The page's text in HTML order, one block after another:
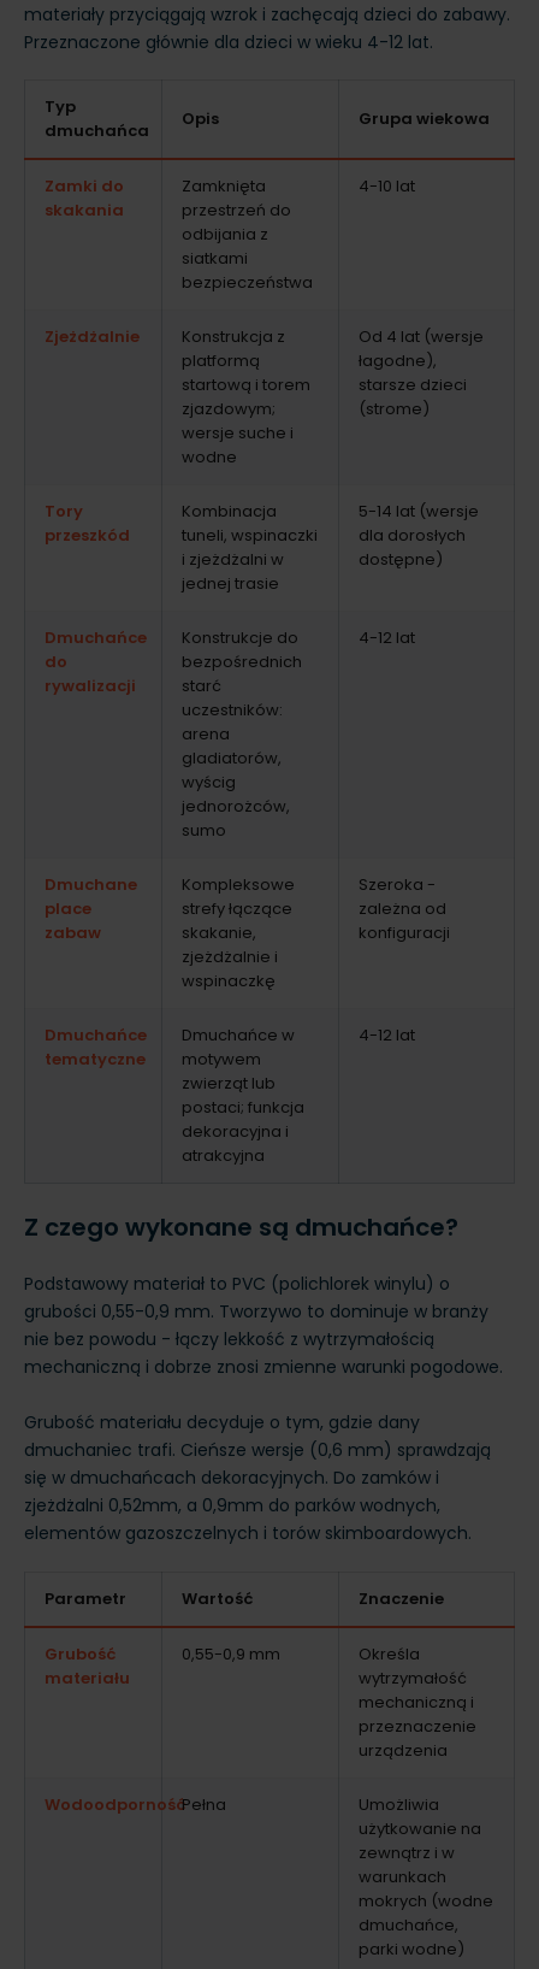
materiały przyciągają wzrok i zachęcają dzieci do zabawy.
Przeznaczone głównie dla dzieci w wieku 4-12 lat.
Typ
dmuchańca
Opis Grupa wiekowa
Zamki do
skakania
Zamknięta
przestrzeń do
odbijania z
siatkami
bezpieczeństwa
4-10 lat
Zjeżdżalnie
Konstrukcja z
platformą
startową i torem
zjazdowym;
wersje suche i
wodne
Od 4 lat (wersje
łagodne),
starsze dzieci
(strome)
Tory
przeszkód
Kombinacja
tuneli, wspinaczki
i zjeżdżalni w
jednej trasie
5-14 lat (wersje
dla dorosłych
dostępne)
Dmuchańce
do
rywalizacji
Konstrukcje do
bezpośrednich
starć
uczestników:
arena
gladiatorów,
wyścig
jednorożców,
sumo
4-12 lat
Dmuchane
place
zabaw
Kompleksowe
strefy łączące
skakanie,
zjeżdżalnie i
wspinaczkę
Szeroka -
zależna od
konfiguracji
Dmuchańce
tematyczne
Dmuchańce w
motywem
zwierząt lub
postaci; funkcja
dekoracyjna i
atrakcyjna
4-12 lat
Z czego wykonane są dmuchańce?
Podstawowy materiał to PVC (polichlorek winylu) o
grubości 0,55-0,9 mm. Tworzywo to dominuje w branży
nie bez powodu - łączy lekkość z wytrzymałością
mechaniczną i dobrze znosi zmienne warunki pogodowe.
Grubość materiału decyduje o tym, gdzie dany
dmuchaniec trafi. Cieńsze wersje (0,6 mm) sprawdzają
się w dmuchańcach dekoracyjnych. Do zamków i
zjeżdżalni 0,52mm, a 0,9mm do parków wodnych,
elementów gazoszczelnych i torów skimboardowych.
Parametr Wartość Znaczenie
Grubość
materiału
0,55-0,9 mm
Określa
wytrzymałość
mechaniczną i
przeznaczenie
urządzenia
WodoodpornośćPełna
Umożliwia
użytkowanie na
zewnątrz i w
warunkach
mokrych (wodne
dmuchańce,
parki wodne)